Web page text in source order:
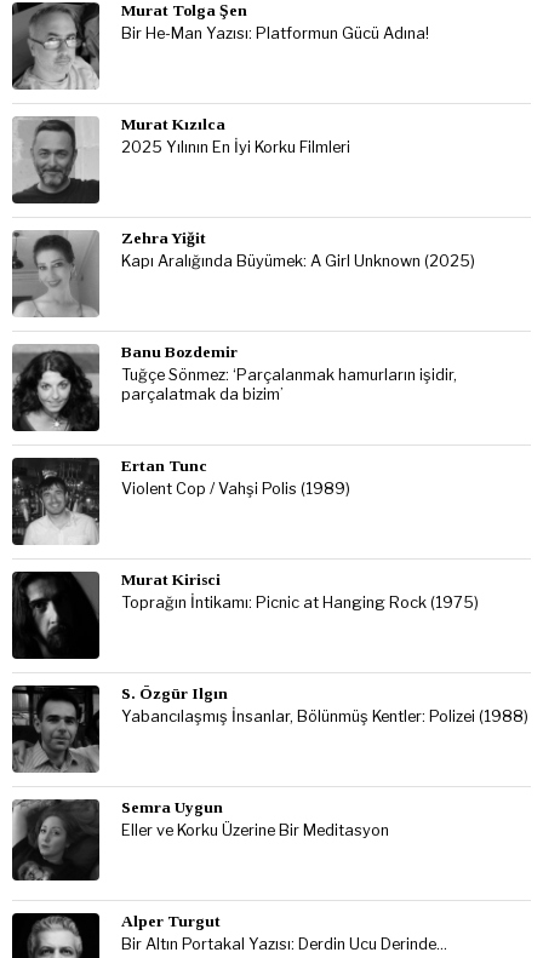
Murat Tolga Şen
Bir He-Man Yazısı: Platformun Gücü Adına!
Murat Kızılca
2025 Yılının En İyi Korku Filmleri
Zehra Yiğit
Kapı Aralığında Büyümek: A Girl Unknown (2025)
Banu Bozdemir
Tuğçe Sönmez: ‘Parçalanmak hamurların işidir,
parçalatmak da bizim’
Ertan Tunc
Violent Cop / Vahşi Polis (1989)
Murat Kirisci
Toprağın İntikamı: Picnic at Hanging Rock (1975)
S. Özgür Ilgın
Yabancılaşmış İnsanlar, Bölünmüş Kentler: Polizei (1988)
Semra Uygun
Eller ve Korku Üzerine Bir Meditasyon
Alper Turgut
Bir Altın Portakal Yazısı: Derdin Ucu Derinde…